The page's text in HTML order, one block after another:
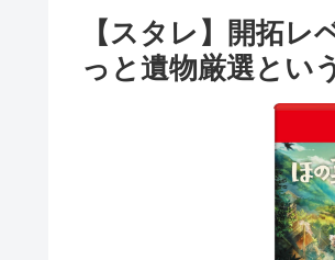
【スタレ】開拓
っと遺物厳選とい